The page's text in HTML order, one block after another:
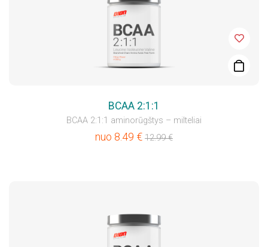
BCAA 2:1:1
BCAA 2:1:1 aminorūgštys – milteliai
nuo 8.49 € 12.99€